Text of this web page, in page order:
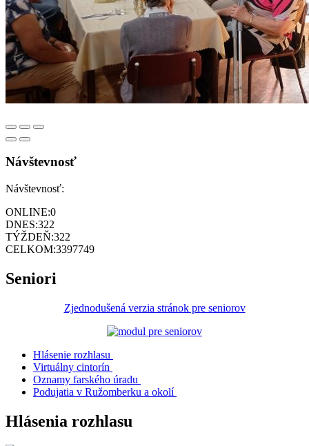
Návštevnosť
Návštevnosť:
ONLINE:0
DNES:322
TÝŽDEŇ:322
CELKOM:3397749
Seniori
Zjednodušená verzia stránok pre seniorov
Hlásenie rozhlasu
Virtuálny cintorín
Oznamy farského úradu
Podujatia v Ružomberku a okolí
Hlásenia rozhlasu